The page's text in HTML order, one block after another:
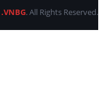
.VNBG. All Rights Reserved.